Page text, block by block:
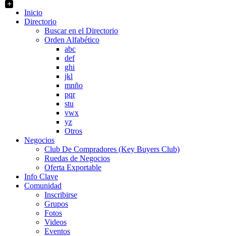
Inicio
Directorio
Buscar en el Directorio
Orden Alfabético
abc
def
ghi
jkl
mnño
pqr
stu
vwx
yz
Otros
Negocios
Club De Compradores (Key Buyers Club)
Ruedas de Negocios
Oferta Exportable
Info Clave
Comunidad
Inscribirse
Grupos
Fotos
Videos
Eventos
+